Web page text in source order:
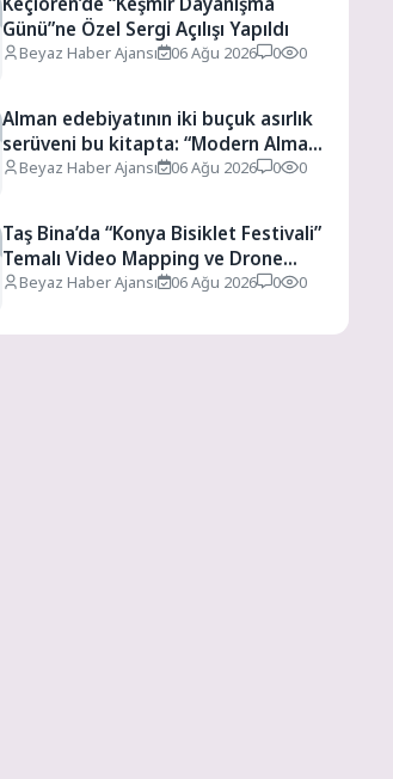
Günü”ne Özel Sergi Açılışı Yapıldı
Beyaz Haber Ajansı 06 Ağu 2026 0 0
Alman edebiyatının iki buçuk asırlık
serüveni bu kitapta: “Modern Alman
Edebiyatı”
Beyaz Haber Ajansı 06 Ağu 2026 0 0
Taş Bina’da “Konya Bisiklet Festivali”
Temalı Video Mapping ve Drone
Gösterisi Yapıldı
Beyaz Haber Ajansı 06 Ağu 2026 0 0